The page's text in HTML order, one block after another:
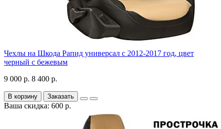
Чехлы на Шкода Рапид универсал с 2012-2017 год, цвет
черный с бежевым
9 000 р. 8 400 р.
В корзину Заказать
Ваша скидка: 600 р.